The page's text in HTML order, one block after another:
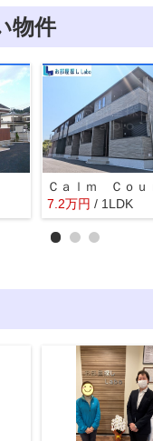
物件
Ｃａｌｍ Ｃｏｕ
7.2万円 / 1LDK